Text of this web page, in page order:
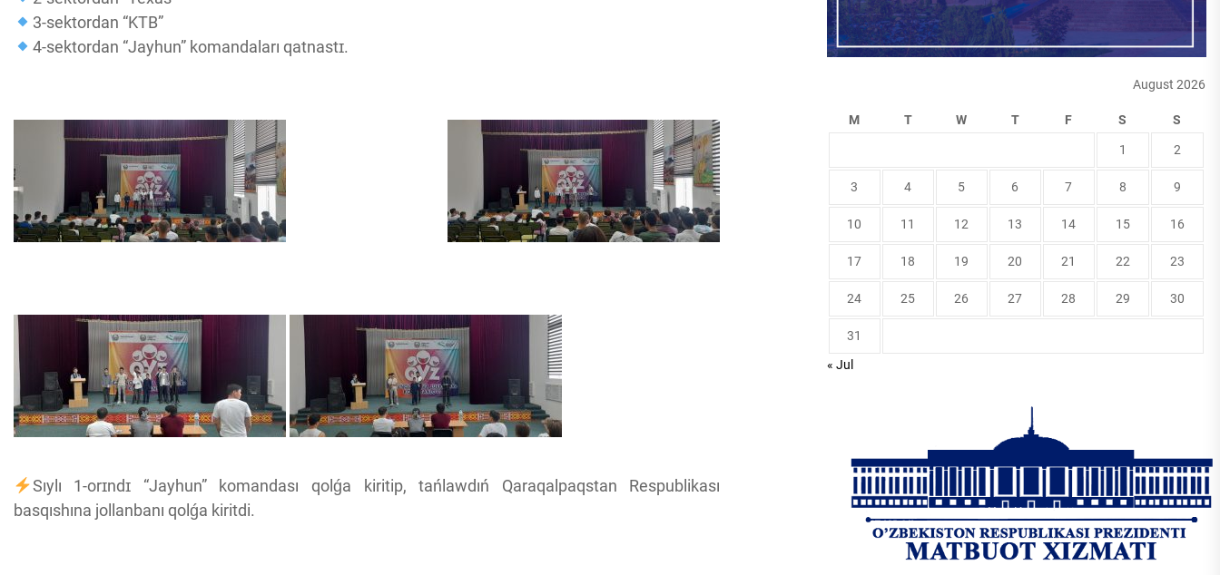
3-sektordan “KTB”
4-sektordan “Jayhun” komandaları qatnastɪ.
Sıylı 1-orɪndɪ “Jayhun” komandası qolǵa kiritip, tańlawdıń Qaraqalpaqstan Respublikası
basqıshına jollanbanı qolǵa kiritdi.
August 2026
M T W T F S S
1 2
3 4 5 6 7 8 9
10 11 12 13 14 15 16
17 18 19 20 21 22 23
24 25 26 27 28 29 30
31
« Jul